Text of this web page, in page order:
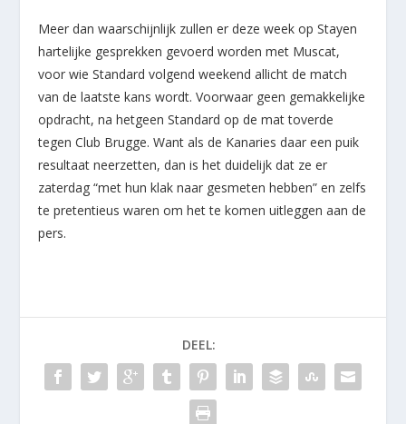
Meer dan waarschijnlijk zullen er deze week op Stayen
hartelijke gesprekken gevoerd worden met Muscat,
voor wie Standard volgend weekend allicht de match
van de laatste kans wordt. Voorwaar geen gemakkelijke
opdracht, na hetgeen Standard op de mat toverde
tegen Club Brugge. Want als de Kanaries daar een puik
resultaat neerzetten, dan is het duidelijk dat ze er
zaterdag “met hun klak naar gesmeten hebben” en zelfs
te pretentieus waren om het te komen uitleggen aan de
pers.
DEEL: